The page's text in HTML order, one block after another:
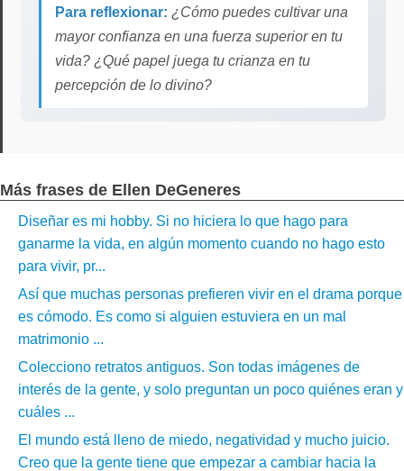
Para reflexionar: ¿Cómo puedes cultivar una
mayor confianza en una fuerza superior en tu
vida? ¿Qué papel juega tu crianza en tu
percepción de lo divino?
Más frases de Ellen DeGeneres
Diseñar es mi hobby. Si no hiciera lo que hago para
ganarme la vida, en algún momento cuando no hago esto
para vivir, pr...
Así que muchas personas prefieren vivir en el drama porque
es cómodo. Es como si alguien estuviera en un mal
matrimonio ...
Colecciono retratos antiguos. Son todas imágenes de
interés de la gente, y solo preguntan un poco quiénes eran y
cuáles ...
El mundo está lleno de miedo, negatividad y mucho juicio.
Creo que la gente tiene que empezar a cambiar hacia la